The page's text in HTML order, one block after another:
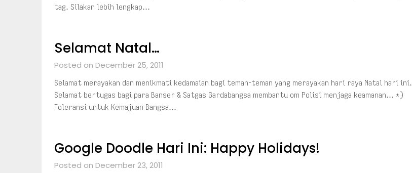
tag. Silakan lebih lengkap…
Selamat Natal…
Posted on December 25, 2011
Selamat merayakan dan menikmati kedamaian bagi teman-teman yang merayakan hari raya Natal hari ini.
Selamat bertugas bagi para Banser & Satgas Gardabangsa membantu om Polisi menjaga keamanan… *)
Toleransi untuk Kemajuan Bangsa…
Google Doodle Hari Ini: Happy Holidays!
Posted on December 23, 2011